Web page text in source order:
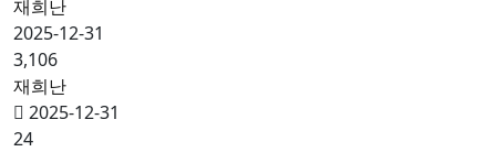
재희난
2025-12-31
3,106
재희난
2025-12-31
24